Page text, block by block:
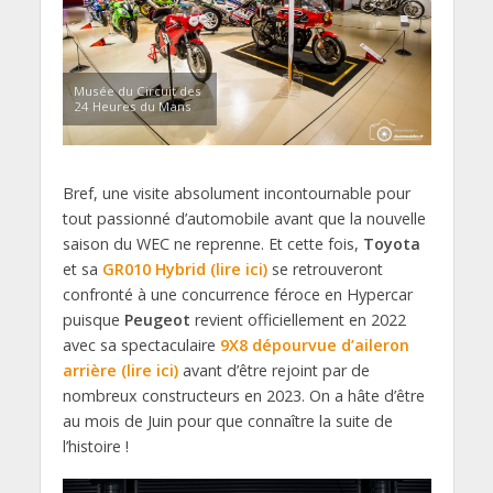
Musée du Circuit des
24 Heures du Mans
Bref, une visite absolument incontournable pour
tout passionné d’automobile avant que la nouvelle
saison du WEC ne reprenne. Et cette fois, Toyota
et sa GR010 Hybrid (lire ici)se retrouveront
confronté à une concurrence féroce en Hypercar
puisque Peugeot revient officiellement en 2022
avec sa spectaculaire 9X8 dépourvue d’aileron
arrière (lire ici)avant d’être rejoint par de
nombreux constructeurs en 2023. On a hâte d’être
au mois de Juin pour que connaître la suite de
l’histoire !